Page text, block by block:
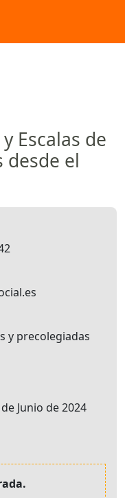
Escalas de
desde el
y precolegiadas
Junio de 2024